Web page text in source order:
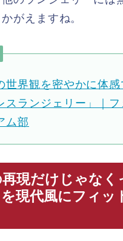
がえますね。
世界観を密やかに体感
スランジェリー」｜
ム部
現だけじゃなく
現代風にフィッ